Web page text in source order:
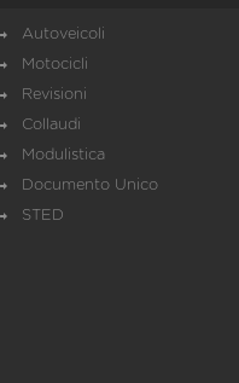
Autoveicoli
Motocicli
Revisioni
Collaudi
Modulistica
Documento Unico
STED